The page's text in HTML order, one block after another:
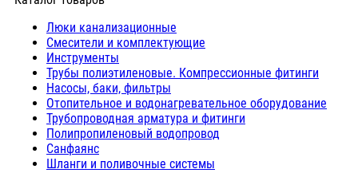
Люки канализационные
Cмесители и комплектующие
Инструменты
Трубы полиэтиленовые. Компрессионные фитинги
Насосы, баки, фильтры
Отопительное и водонагревательное оборудование
Трубопроводная арматура и фитинги
Полипропиленовый водопровод
Санфаянс
Шланги и поливочные системы